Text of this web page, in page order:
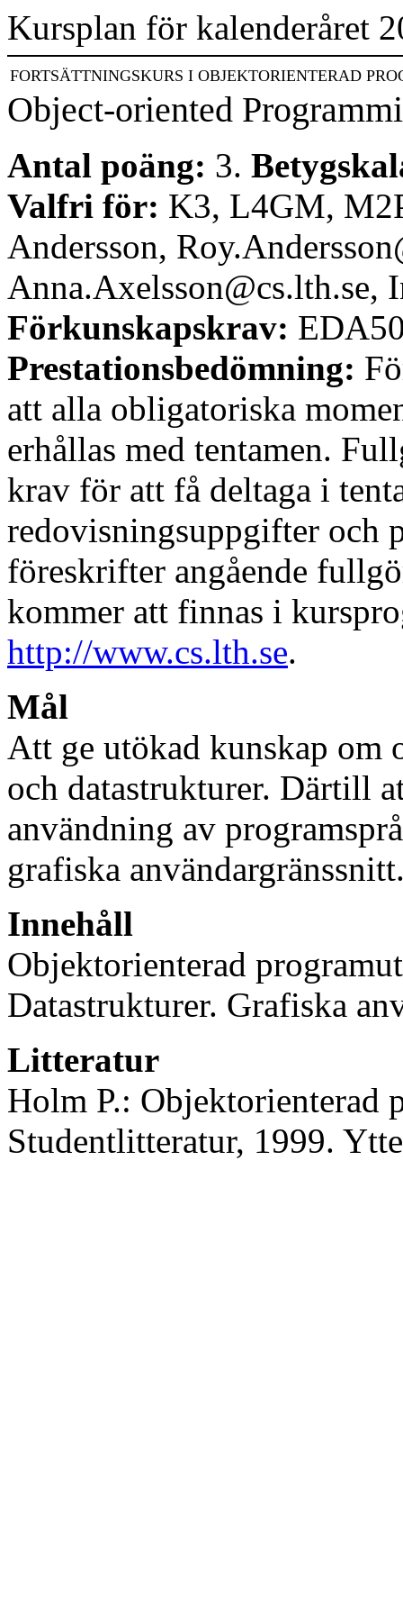
Kursplan för kalenderåret
FORTSÄTTNINGSKURS I OBJEKTORIENTERAD
Object-oriented
Antal poäng: 3.
Valfri för: K3, L4GM,
Andersson,
Anna.Axelsson@cs.lth.se,
Förkunskapskrav:
Prestationsbedömning:
att alla obligatoriska
erhållas med tentamen.
krav för att få deltaga i
redovisningsuppgifter och
föreskrifter angående
kommer att finnas i
http://www.cs.lth.se.
Mål
Att ge utökad kunskap om
och datastrukturer. Därtill
användning av
grafiska
Innehåll
Objektorienterad
Datastrukturer. Grafiska
Litteratur
Holm P.: Objektorienterad
Studentlitteratur, 1999.